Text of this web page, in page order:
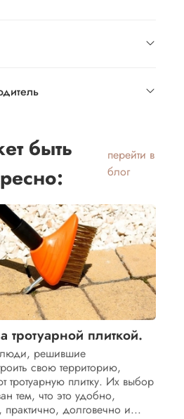
быть
перейти в
блог
тротуарной плиткой.
решившие
свою территорию,
тротуарную плитку. Их выбор
тем, что это удобно,
практично, долговечно и...